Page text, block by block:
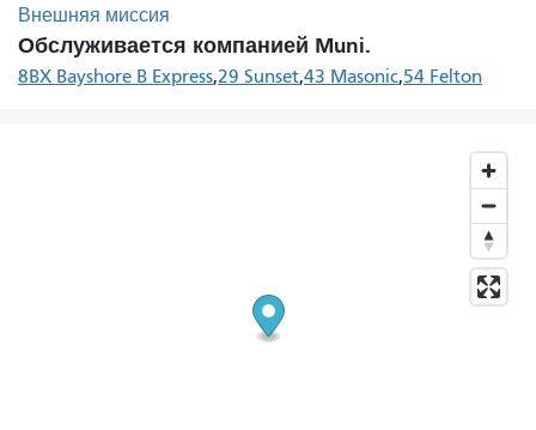
Внешняя миссия
Обслуживается компанией Muni.
8BX Bayshore B Express 29 Sunset 43 Masonic 54 Felton